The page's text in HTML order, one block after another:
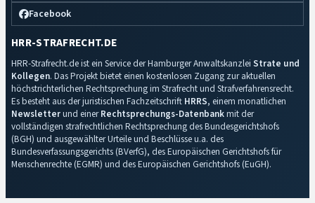
Facebook
HRR-STRAFRECHT.DE
HRR-Strafrecht.de ist ein Service der Hamburger Anwaltskanzlei Strate und
Kollegen. Das Projekt bietet einen kostenlosen Zugang zur aktuellen
höchstrichterlichen Rechtsprechung im Strafrecht und Strafverfahrensrecht.
Es besteht aus der juristischen Fachzeitschrift HRRS, einem monatlichen
Newsletterund einerRechtsprechungs-Datenbankmit der
vollständigen strafrechtlichen Rechtsprechung des Bundesgerichtshofs
(BGH) und ausgewählter Urteile und Beschlüsse u.a. des
Bundesverfassungsgerichts (BVerfG), des Europäischen Gerichtshofs für
Menschenrechte (EGMR) und des Europäischen Gerichtshofs (EuGH).